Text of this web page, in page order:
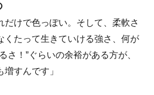
だけで色っぽい。そして、柔軟さ
くたって生きていける強さ、何が
さ！”ぐらいの余裕がある方が、
すんです」